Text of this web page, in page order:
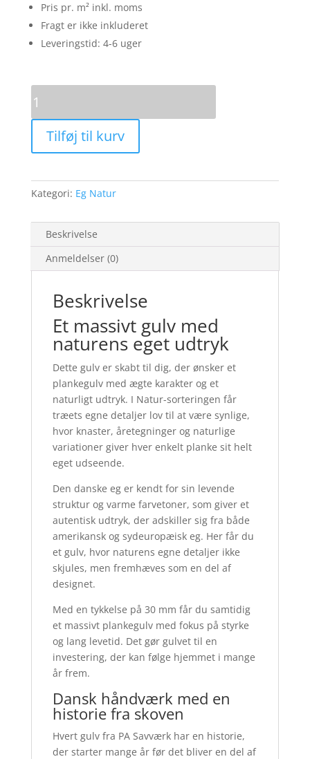
Pris pr. m² inkl. moms
Fragt er ikke inkluderet
Leveringstid: 4-6 uger
Natur
30x180
ubehandlet
antal
Tilføj til kurv
Kategori: Eg Natur
Beskrivelse
Anmeldelser (0)
Beskrivelse
Et massivt gulv med
naturens eget udtryk
Dette gulv er skabt til dig, der ønsker et
plankegulv med ægte karakter og et
naturligt udtryk. I Natur-sorteringen får
træets egne detaljer lov til at være synlige,
hvor knaster, åretegninger og naturlige
variationer giver hver enkelt planke sit helt
eget udseende.
Den danske eg er kendt for sin levende
struktur og varme farvetoner, som giver et
autentisk udtryk, der adskiller sig fra både
amerikansk og sydeuropæisk eg. Her får du
et gulv, hvor naturens egne detaljer ikke
skjules, men fremhæves som en del af
designet.
Med en tykkelse på 30 mm får du samtidig
et massivt plankegulv med fokus på styrke
og lang levetid. Det gør gulvet til en
investering, der kan følge hjemmet i mange
år frem.
Dansk håndværk med en
historie fra skoven
Hvert gulv fra PA Savværk har en historie,
der starter mange år før det bliver en del af